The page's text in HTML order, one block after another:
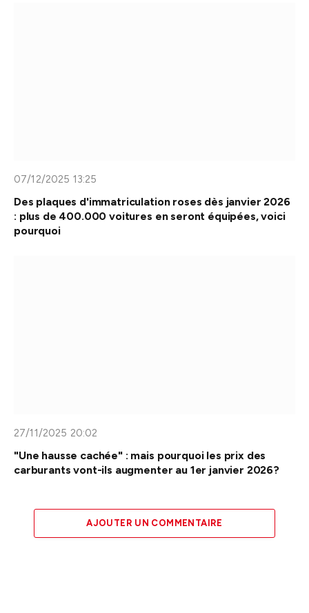
07/12/2025 13:25
Des plaques d'immatriculation roses dès janvier 2026
: plus de 400.000 voitures en seront équipées, voici
pourquoi
27/11/2025 20:02
"Une hausse cachée" : mais pourquoi les prix des
carburants vont-ils augmenter au 1er janvier 2026?
AJOUTER UN COMMENTAIRE